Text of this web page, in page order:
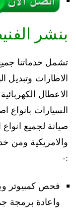
بنشر
تشمل خدماتنا
الاطارات وتبديل
الاعطال
السيارات بانواع
صيانة لجميع انواع
والامريكية ومن
:-
فحص كمبيوتر
واعادة برمجة